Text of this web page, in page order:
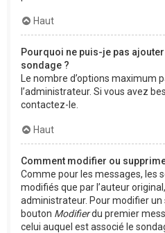
Haut
Pourquoi ne puis-je pas
sondage ?
Le nombre d’options maximum
l’administrateur. Si vous avez
contactez-le.
Haut
Comment modifier ou
Comme pour les messages, les
modifiés que par l’auteur
administrateur. Pour modifier un
bouton Modifierdu premier
celui auquel est associé le